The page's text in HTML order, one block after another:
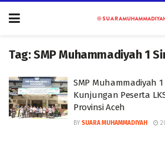
Tag:SMP Muhammadiyah 1
SMP Muhammadiyah
Kunjungan Peserta
Provinsi Aceh
BY SUARA MUHAMMADIYAH